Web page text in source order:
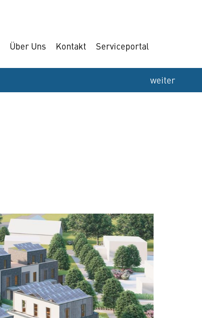
Über Uns Kontakt Serviceportal
weiter